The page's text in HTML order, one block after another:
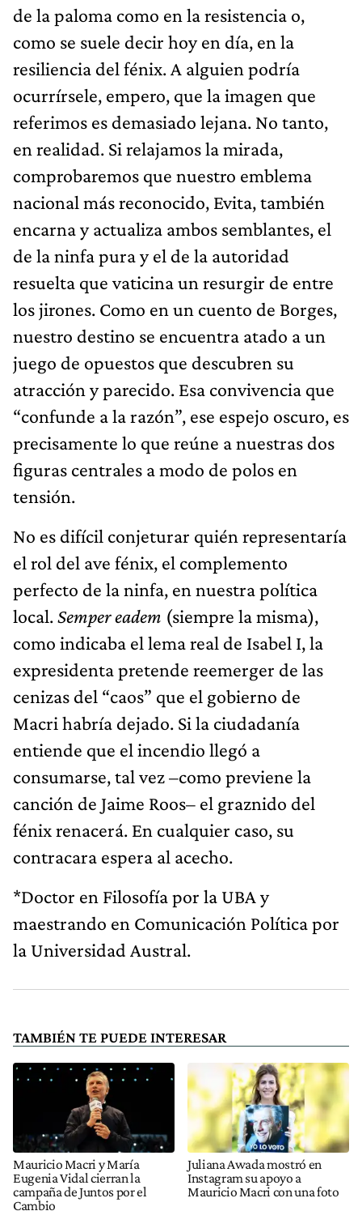
de la paloma como en la resistencia o,
como se suele decir hoy en día, en la
resiliencia del fénix. A alguien podría
ocurrírsele, empero, que la imagen que
referimos es demasiado lejana. No tanto,
en realidad. Si relajamos la mirada,
comprobaremos que nuestro emblema
nacional más reconocido, Evita, también
encarna y actualiza ambos semblantes, el
de la ninfa pura y el de la autoridad
resuelta que vaticina un resurgir de entre
los jirones. Como en un cuento de Borges,
nuestro destino se encuentra atado a un
juego de opuestos que descubren su
atracción y parecido. Esa convivencia que
“confunde a la razón”, ese espejo oscuro, es
precisamente lo que reúne a nuestras dos
figuras centrales a modo de polos en
tensión.
No es difícil conjeturar quién representaría
el rol del ave fénix, el complemento
perfecto de la ninfa, en nuestra política
local.Semper eadem (siempre la misma),
como indicaba el lema real de Isabel I, la
expresidenta pretende reemerger de las
cenizas del “caos” que el gobierno de
Macri habría dejado. Si la ciudadanía
entiende que el incendio llegó a
consumarse, tal vez –como previene la
canción de Jaime Roos– el graznido del
fénix renacerá. En cualquier caso, su
contracara espera al acecho.
*Doctor en Filosofía por la UBA y
maestrando en Comunicación Política por
la Universidad Austral.
TAMBIÉN TE PUEDE INTERESAR
Mauricio Macri y María
Eugenia Vidal cierran la
campaña de Juntos por el
Cambio
Juliana Awada mostró en
Instagram su apoyo a
Mauricio Macri con una foto